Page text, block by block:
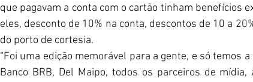
que pagavam a conta com o cartão tinham benefícios
eles, desconto de 10% na conta, descontos de 10 a
do porto de cortesia.
“Foi uma edição memorável para a gente, e só temos
Banco BRB, Del Maipo, todos os parceiros de